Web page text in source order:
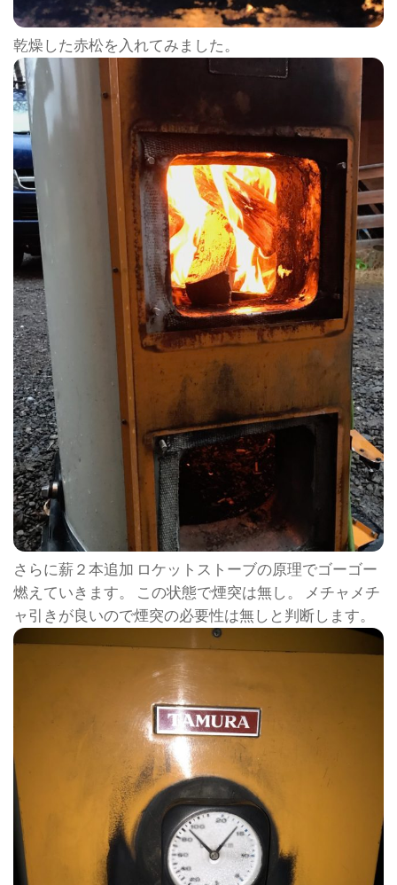
乾燥した赤松を入れてみました。
さらに薪２本追加 ロケットストーブの原理でゴーゴー
燃えていきます。 この状態で煙突は無し。 メチャメチ
ャ引きが良いので煙突の必要性は無しと判断します。